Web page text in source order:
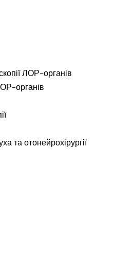
ЛОР-органів
органів
та отонейрохірургії